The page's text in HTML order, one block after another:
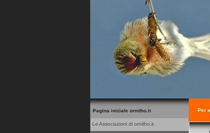
Pagina iniziale ornitho.it
Le Associazioni di ornitho.it
Per